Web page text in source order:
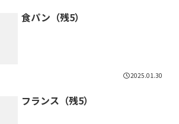
食パン（残5）
2025.01.30
フランス（残5）